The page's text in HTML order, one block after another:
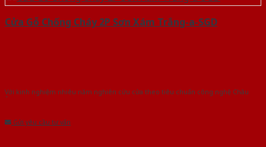
Cửa Gỗ Chống Cháy 2P Sơn Xám Trắng-a-SGD
Với kinh nghiệm nhiêu năm nghiên cứu cửa theo tiêu chuẩn công nghệ Châu
Gửi yêu cầu tư vấn